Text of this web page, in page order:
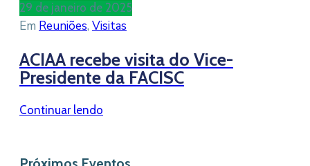
29 de janeiro de 2025
Em Reuniões‚ Visitas
ACIAA recebe visita do Vice-
Presidente da FACISC
Continuar lendo